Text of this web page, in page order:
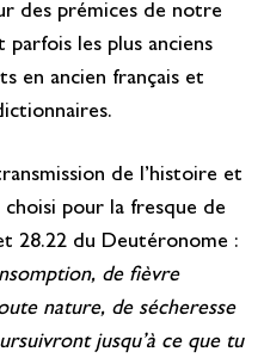
des prémices de notre
les plus anciens
en ancien français et
de l’histoire et
pour la fresque de
28.22 du Deutéronome :
de fièvre
nature, de sécheresse
jusqu’à ce que tu